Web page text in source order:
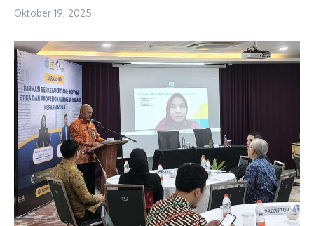
Oktober 19, 2025